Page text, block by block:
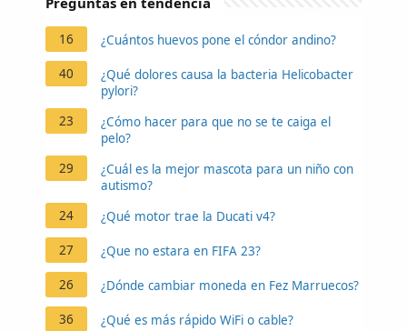
16 ¿Cuántos huevos pone el cóndor andino?
40
¿Qué dolores causa la bacteria Helicobacter
pylori?
23
¿Cómo hacer para que no se te caiga el
pelo?
29
¿Cuál es la mejor mascota para un niño con
autismo?
24
¿Qué motor trae la Ducati v4?
27 ¿Que no estara en FIFA 23?
26 ¿Dónde cambiar moneda en Fez Marruecos?
36 ¿Qué es más rápido WiFi o cable?